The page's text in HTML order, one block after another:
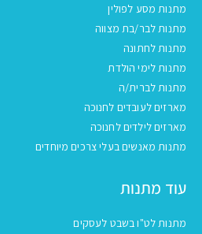
מתנות מסע לפולין
מתנות לבר/בת מצווה
מתנות לחתונה
מתנות לימי הולדת
מתנות לברית/ה
מארזים לעובדים לחנוכה
מארזים לילדים לחנוכה
מתנות מאנשים בעלי צרכים מיוחדים
עוד מתנות
מתנות לט"ו בשבט לעסקים